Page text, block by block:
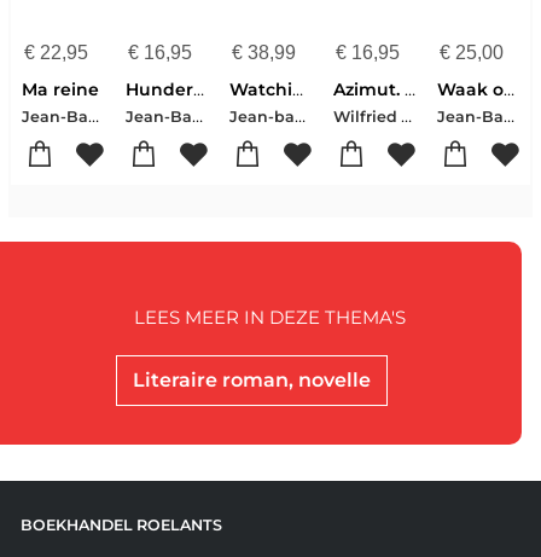
€22,95
Ma reine
Jean-Baptiste Andrea
€16,95
Hundert Millionen Jahre und ein Tag
Jean-Baptiste Andrea
€ 38,99
Watching Over Her
Jean-baptiste Andrea
€ 16,95
Azimut. Band 5
Wilfried Lupano
€ 25,00
Waak over haar
Jean-Baptiste Andrea
Literaire roman, novelle
LEES MEER IN DEZE THEMA'S
BOEKHANDEL ROELANTS